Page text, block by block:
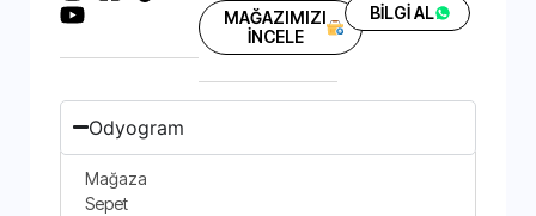
MAĞAZIMIZI
İNCELE
BİLGİ AL
Odyogram
Mağaza
Sepet